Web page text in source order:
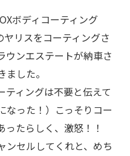
ボディコーティング
リスをコーティングさ
ウンエステートが納車さ
した。
ティングは不要と伝えて
なった！）こっそりコー
ったらしく、激怒！！
ンセルしてくれと、めち